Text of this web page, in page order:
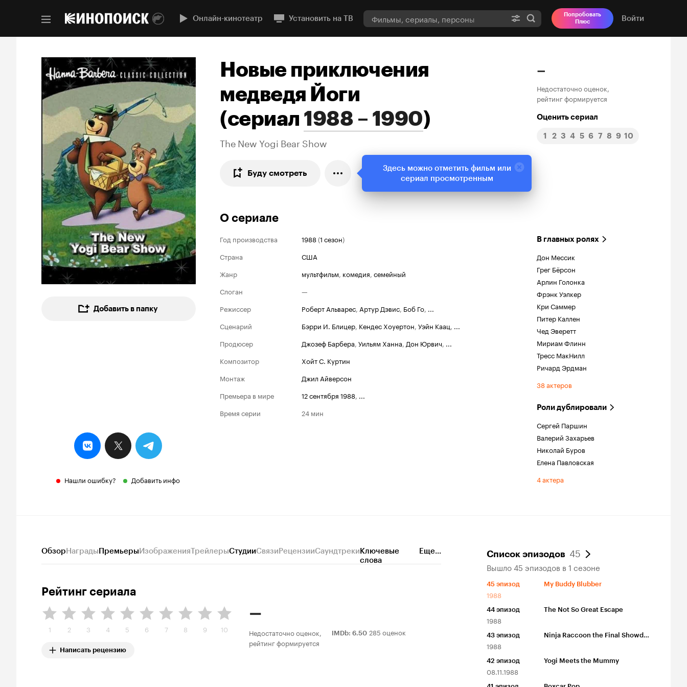
Онлайн-кинотеатр Установить на ТВ
Попробовать
Плюс
Войти
Добавить в папку
Нашли ошибку? Добавить инфо
Новые приключения
медведя Йоги
(сериал 1988 – 1990)
The New Yogi Bear Show
Буду смотреть
–
Недостаточно оценок,
рейтинг формируется
Оценить сериал
1 2 3 4 5 6 7 8 9 10
О сериале
Год производства 1988(1 сезон)
Страна
США
Жанр
мультфильм, комедия, семейный
Слоган
—
Режиссер
Роберт Альварес, Артур Дэвис, Боб Го, ...
Сценарий
Бэрри И. Блицер, Кендес Хоуертон, Уэйн Каац, ...
Продюсер
Джозеф Барбера, Уильям Ханна, Дон Юрвич, ...
Композитор
Хойт С. Куртин
Монтаж
Джил Айверсон
Премьера в мире
12 сентября 1988, ...
Время серии
24 мин
В главных ролях
Дон Мессик
Грег Бёрсон
Арлин Голонка
Фрэнк Уэлкер
Кри Саммер
Питер Каллен
Чед Эверетт
Мириам Флинн
Тресс МакНилл
Ричард Эрдман
38 актеров
Роли дублировали
Сергей Паршин
Валерий Захарьев
Николай Буров
Елена Павловская
4 актера
ОбзорНаградыПремьерыИзображенияТрейлерыСтудииСвязиРецензииСаундтрекиКлючевые
слова
Еще...
Рейтинг сериала
1 2 3 4 5 6 7 8 9 10
Написать рецензию
–
Недостаточно оценок,
рейтинг формируется
IMDb: 6.50 285 оценок
Список эпизодов 45
Вышло 45 эпизодов в 1 сезоне
45 эпизод
1988
My Buddy Blubber
44 эпизод
1988
The Not So Great Escape
43 эпизод
1988
Ninja Raccoon the Final Showdown
42 эпизод
08.11.1988
Yogi Meets the Mummy
Здесь можно отметить фильм или
сериал просмотренным